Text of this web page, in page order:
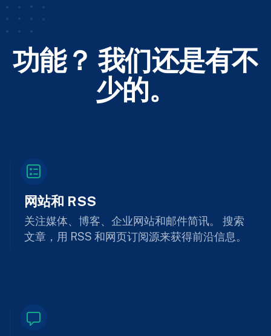
功能？ 我们还是有不
少的。
网站和 RSS
关注媒体、博客、企业网站和邮件简讯。 搜索
文章，用 RSS 和网页订阅源来获得前沿信息。